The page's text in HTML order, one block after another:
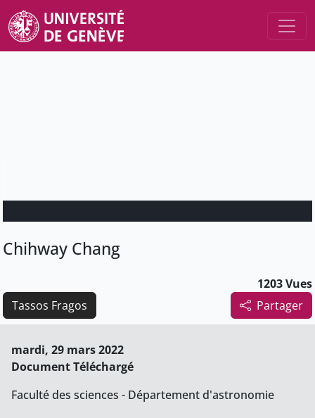
Chihway Chang
1203 Vues
Partager
Tassos Fragos
mardi, 29 mars 2022
Document Téléchargé
Faculté des sciences - Département d'astronomie